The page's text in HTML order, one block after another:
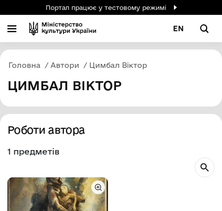
Портал працює у тестовому режимі
EN
Головна Автори Цимбал Віктор
ЦИМБАЛ ВІКТОР
Роботи автора
1 предметів